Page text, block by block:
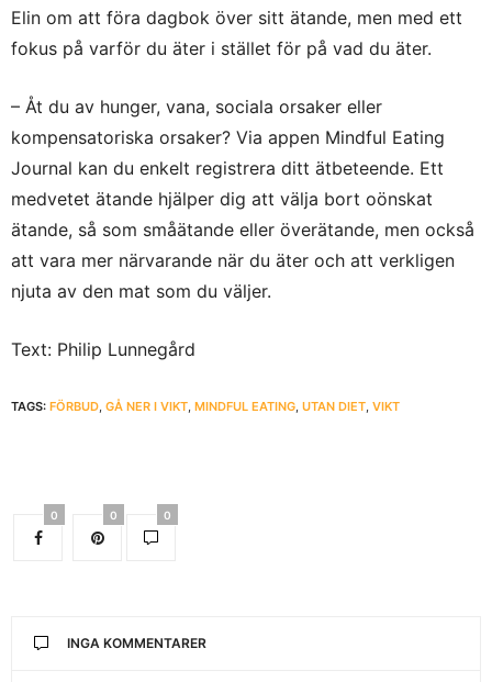
Elin om att föra dagbok över sitt ätande, men med ett
fokus på varför du äter i stället för på vad du äter.
– Åt du av hunger, vana, sociala orsaker eller
kompensatoriska orsaker? Via appen Mindful Eating
Journal kan du enkelt registrera ditt ätbeteende. Ett
medvetet ätande hjälper dig att välja bort oönskat
ätande, så som småätande eller överätande, men också
att vara mer närvarande när du äter och att verkligen
njuta av den mat som du väljer.
Text: Philip Lunnegård
TAGS: FÖRBUD, GÅ NER I VIKT, MINDFUL EATING, UTAN DIET, VIKT
0 0 0
INGA KOMMENTARER